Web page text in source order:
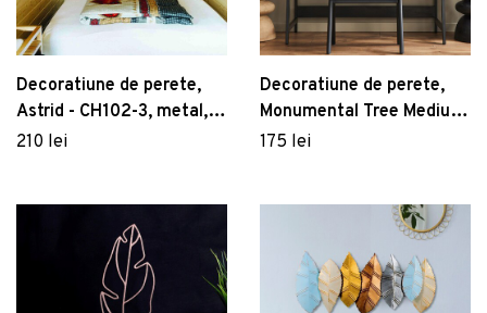
Decoratiune de perete,
Astrid - CH102-3, metal,
79 x 35 cm, multicolor
210 lei
Decoratiune de perete,
Monumental Tree Medium,
Metal, Dimensiune: 50 x
175 lei